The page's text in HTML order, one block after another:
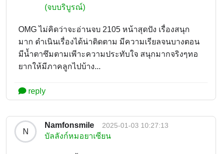
(จบบริบูรณ์)
OMG ไม่คิดว่าจะอ่านจบ 2105 หน้าสุดปัง เรื่องสนุก
มาก ดำเนินเรื่องได้น่าติดตาม มีความเรียลจนบางตอน
มีน้ำตาซึมตามเพีาะความประทับใจ สนุกมากจริงๆทอ
ยากให้มีภาคลูกไปบ้าง...
reply
N
Namfonsmile 2025-01-03 10:27:13
บัลลังก์หมอยาเซียน